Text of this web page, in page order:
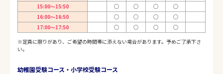
15:00～15:50
○ ○ ○
○
16:00～16:50
○ ○ ○
○
17:00～17:50
○ ○ ○
○
※定員に限りがあり、ご希望の時間帯に添えない場合があります。予めご了承下さ
い。
幼稚園受験コース・小学校受験コース